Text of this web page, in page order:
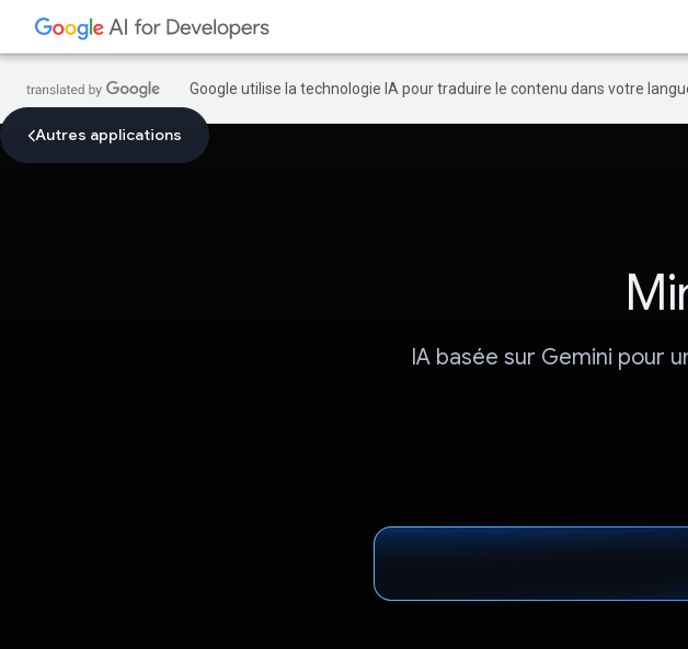
Google utilise la technologie IA pour traduire le contenu dans votre
Autres applications
IA basée sur Gemini pour